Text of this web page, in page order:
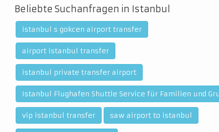
Beliebte Suchanfragen in Istanbul
istanbul s gokcen airport transfer
airport istanbul transfer
istanbul private transfer airport
Istanbul Flughafen Shuttle Service für Familien und
vip istanbul transfer saw airport to istanbul